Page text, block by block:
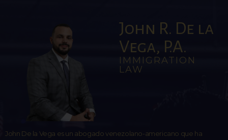
John R. De la
Vega, P.A.
IMMIGRATION
LAW
John De la Vega es un abogado venezolano-americano que ha